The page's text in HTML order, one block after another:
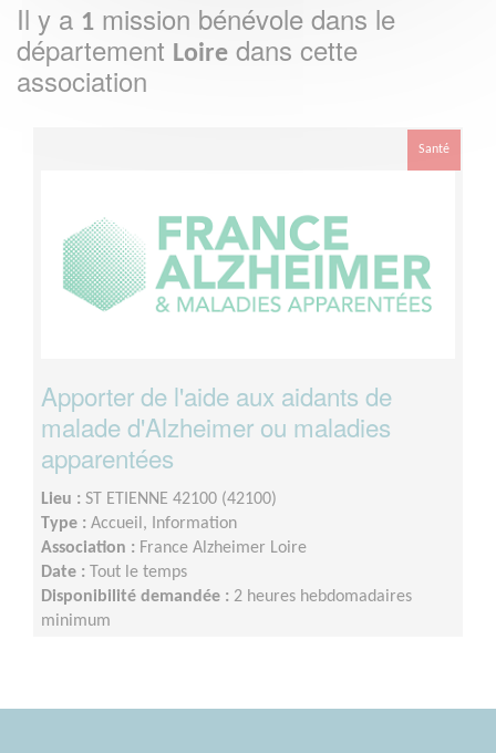
Il y a 1 mission bénévole dans le
département Loire dans cette
association
Santé
Apporter de l'aide aux aidants de
malade d'Alzheimer ou maladies
apparentées
Lieu : ST ETIENNE 42100 (42100)
Type : Accueil, Information
Association : France Alzheimer Loire
Date :
Tout le temps
Disponibilité demandée : 2 heures hebdomadaires
minimum